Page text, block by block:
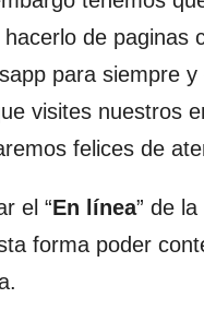
de paginas
para siempre
visites nuestros
felices de
el “En línea” de
forma poder